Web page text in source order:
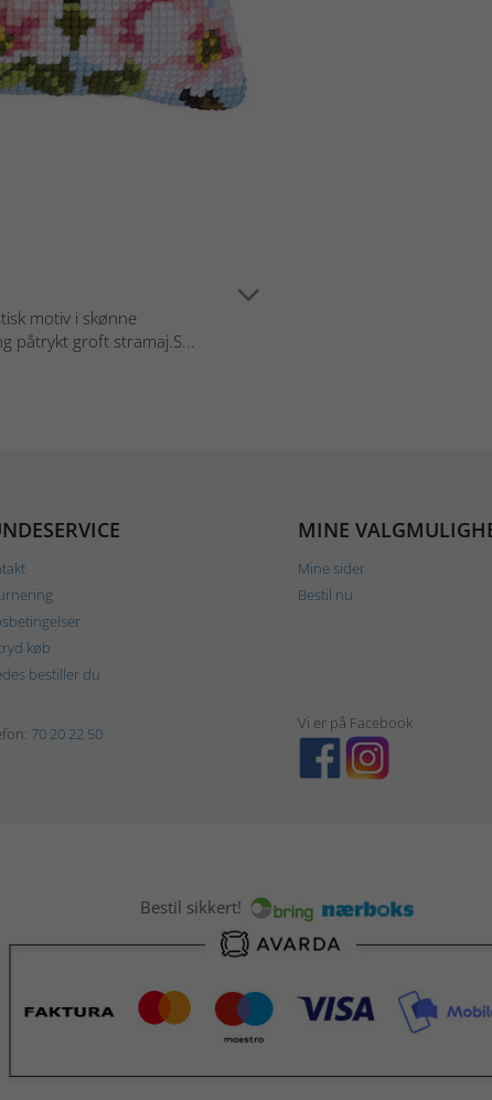
motiv i skønne
påtrykt groft stramaj.S...
køb
bestiller du
MINE
Mine sider
Bestil nu
70 20 22 50
Vi er på Facebook
Bestil sikkert!